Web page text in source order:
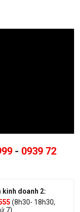
- 0939 72
kinh doanh 2:
(8h30- 18h30,
7)